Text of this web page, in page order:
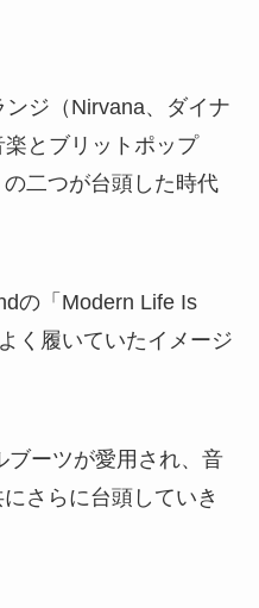
ジ（Nirvana、ダイナ
とブリットポップ
の二つが台頭した時代
の「Modern Life Is
く履いていたイメージ
ブーツが愛用され、音
さらに台頭していき